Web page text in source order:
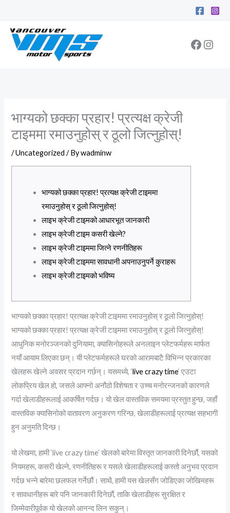
content
भाग्यको छक्का प्रहार! प्रत्यक्ष क्रेजी
टाइममा रमाउनुहोस् र ठूलो जित्नुहोस्!
/Uncategorized / Bywadminw
भाग्यको छक्का प्रहार! प्रत्यक्ष क्रेजी टाइममा
रमाउनुहोस् र ठूलो जित्नुहोस्!
लाइभ क्रेजी टाइमको आधारभूत जानकारी
लाइभ क्रेजी टाइम कसरी खेल्ने?
लाइभ क्रेजी टाइममा जित्ने रणनीतिहरू
लाइभ क्रेजी टाइममा सावधानी अपनाउनुपर्ने कुराहरू
लाइभ क्रेजी टाइमको भविष्य
भाग्यको छक्का प्रहार! प्रत्यक्ष क्रेजी टाइममा रमाउनुहोस् र ठूलो जित्नुहोस्!
भाग्यको छक्का प्रहार! प्रत्यक्ष क्रेजी टाइममा रमाउनुहोस् र ठूलो जित्नुहोस्!
आधुनिक मनोरञ्जनको दुनियामा, क्यासिनोहरूले अनलाइन प्लेटफर्महरू मार्फत
नयाँ आयाम लिएका छन्। यी प्लेटफर्महरूले घरको आरामबाटै विभिन्न प्रकारका
खेलहरू खेल्ने अवसर प्रदान गर्छन्। यसमध्ये, ‘live crazy time‘ एउटा
लोकप्रिय खेल हो, जसले आफ्नो अनौठो विशेषता र उच्च मनोरन्जनको कारणले
गर्दा खेलाडीहरूलाई आकर्षित गर्दछ। यो खेल वास्तविक समयमा प्रस्तुत हुन्छ, जहाँ
वास्तविक क्यासिनोको वातावरण अनुकरण गरिन्छ, खेलाडीहरूलाई प्रत्यक्ष सहभागी
हुन अनुमति दिन्छ।
यो लेखमा, हामी ‘live crazy time’ खेलको बारेमा विस्तृत जानकारी दिनेछौं, यसको
नियमहरू, कसरी खेल्ने, रणनीतिहरू र यसले खेलाडीहरूलाई कस्तो अनुभव प्रदान
गर्दछ भन्ने बारेमा छलफल गर्नेछौं। साथै, हामी यस खेलसँग जोडिएका जोखिमहरू
र सावधानीहरू बारे पनि जानकारी दिनेछौं, ताकि खेलाडीहरू सुरक्षित र
जिम्मेवारीपूर्वक यो खेलको आनन्द लिन सकुन्।